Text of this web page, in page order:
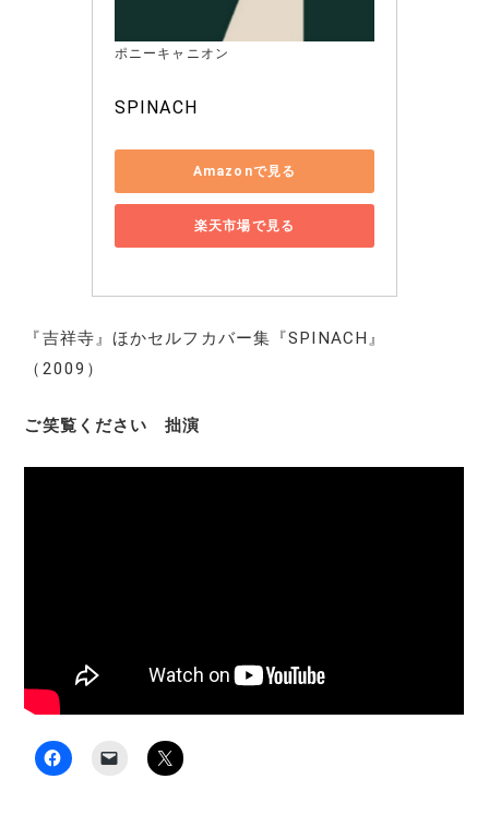
ポニーキャニオン
SPINACH
Amazonで見る
楽天市場で見る
『吉祥寺』ほかセルフカバー集『SPINACH』
（2009）
ご笑覧ください 拙演
F
a
ク
リ